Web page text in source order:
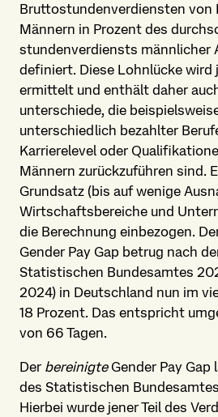
Brutto­stunden­verdiensten von
Männern in Prozent des
stunden­verdiensts männlicher
definiert. Diese Lohnlücke wird
ermittelt und enthält daher
unterschiede, die
unterschiedlich bezahlter
Karriere­level oder
Männern zurück­zuführen sind.
Grundsatz (bis auf wenige
Wirtschafts­bereiche und
die Berechnung einbezogen.
Gender Pay Gap betrug nach
Statistischen Bundesamtes
2024) in Deutschland nun im
18 Prozent. Das entspricht
von 66 Tagen.
Der bereinigteGender Pay Gap
des Statistischen
Hierbei wurde jener Teil des